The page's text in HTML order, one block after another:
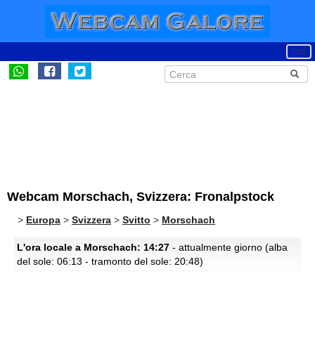
Webcam Morschach, Svizzera: Fronalpstock
> Europa > Svizzera > Svitto > Morschach
L'ora locale a Morschach: 14:27 - attualmente giorno (alba
del sole: 06:13 - tramonto del sole: 20:48)